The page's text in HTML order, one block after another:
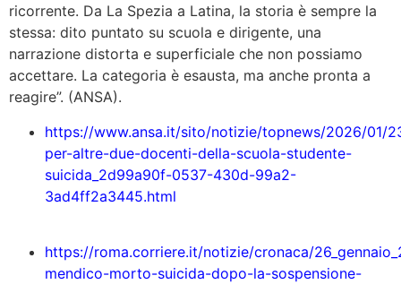
ricorrente. Da La Spezia a Latina, la storia è sempre la
stessa: dito puntato su scuola e dirigente, una
narrazione distorta e superficiale che non possiamo
accettare. La categoria è esausta, ma anche pronta a
reagire”. (ANSA).
https://www.ansa.it/sito/notizie/topnews/2026/01/
per-altre-due-docenti-della-scuola-studente-
suicida_2d99a90f-0537-430d-99a2-
3ad4ff2a3445.html
https://roma.corriere.it/notizie/cronaca/
mendico-morto-suicida-dopo-la-sospensione-